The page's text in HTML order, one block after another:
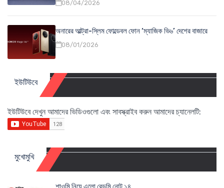
08/04/2026
অনারের আল্ট্রা-স্লিম ফোল্ডেবল ফোন ‘ম্যাজিক ভি৬’ দেশের বাজারে
08/01/2026
ইউটিউবে
ইউটিউবে দেখুন আমাদের ভিডিওগুলো এবং সাবস্ক্রাইব করুন আমাদের চ্যানেলটি:
মুখোমুখি